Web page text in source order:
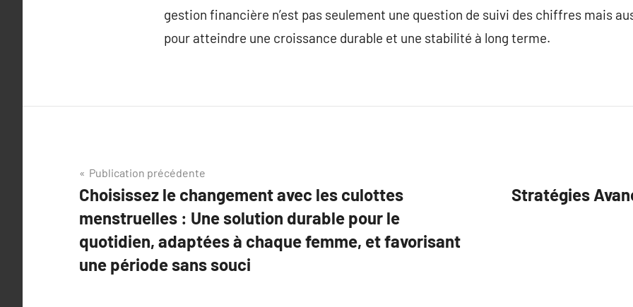
gestion financière n’est pas seulement une question de suivi des chiffres mais
pour atteindre une croissance durable et une stabilité à long terme.
Navigation
de
l’article
Publication précédente
Choisissez le changement avec les culottes
menstruelles : Une solution durable pour le
quotidien, adaptées à chaque femme, et favorisant
une période sans souci
Stratégies